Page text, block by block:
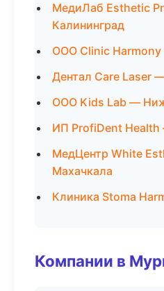
МедиЛаб Esthetic
Калининград
ООО Clinic
Дентал Care Laser
ООО Kids Lab —
ИП ProfiDent Health
МедЦентр White
Махачкала
Клиника Stoma
Компании в